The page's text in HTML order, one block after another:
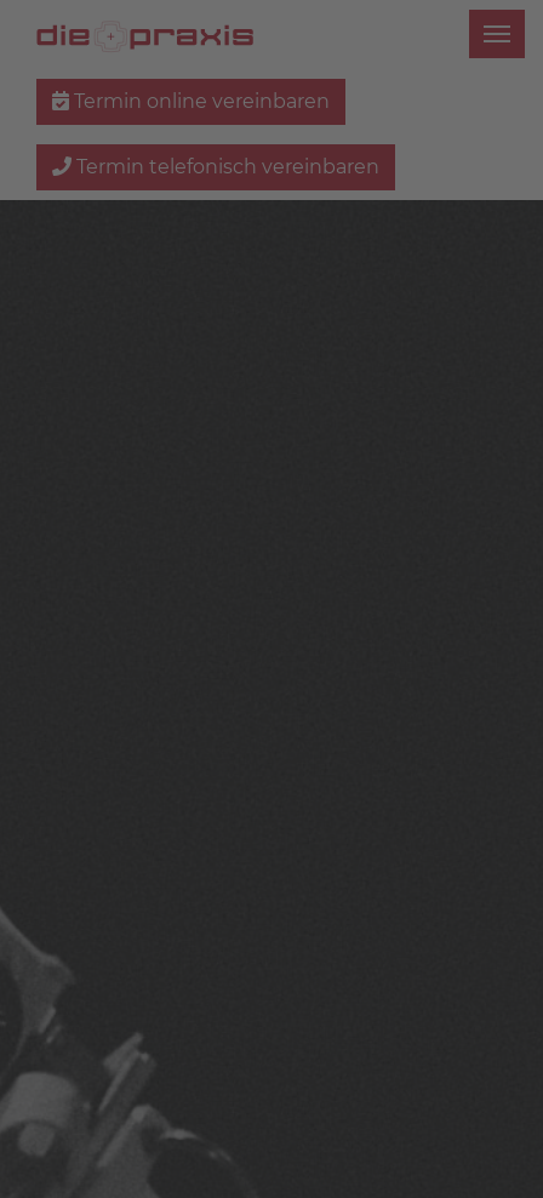
Termin online vereinbaren
Termin telefonisch vereinbaren